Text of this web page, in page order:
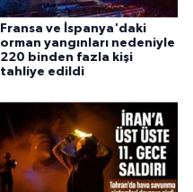
Fransa ve İspanya'daki
orman yangınları nedeniyle
220 binden fazla kişi
tahliye edildi